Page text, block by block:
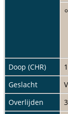
Doop (CHR)
Geslacht
Overlijden